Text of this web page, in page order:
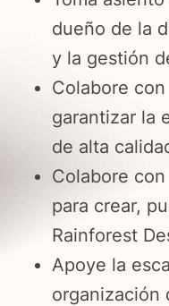
dueño de la
y la gestión
Colabore
garantizar la
de alta
Colabore
para crear,
Rainforest
Apoye la
organización